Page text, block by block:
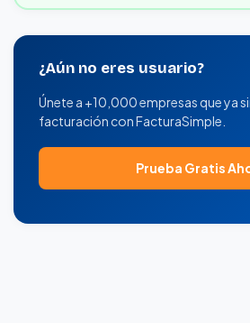
¿Aún no eres usuario?
Únete a +10,000 empresas que ya
facturación con FacturaSimple.
Prueba Gratis